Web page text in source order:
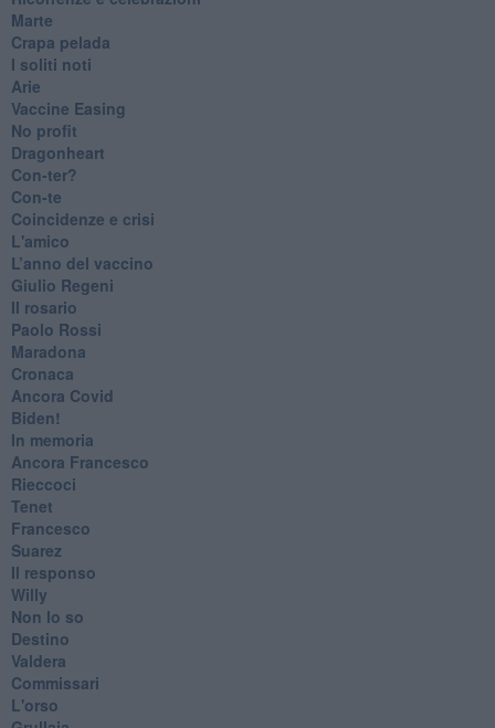
Marte
​Crapa pelada
​I soliti noti
Arie
​Vaccine Easing
No profit
Dragonheart
Con-ter?
​Con-te
Coincidenze e crisi
L'amico
​L’anno del vaccino
Giulio Regeni
​Il rosario
Paolo Rossi
Maradona
Cronaca
​Ancora Covid
​Biden!
In memoria
​Ancora Francesco
Rieccoci
Tenet
Francesco
Suarez
​Il responso
Willy
Non lo so
Destino
Valdera
Commissari
L'orso